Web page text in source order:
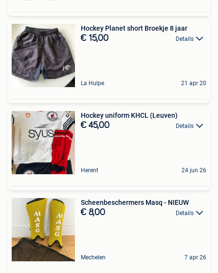
Hockey Planet short Broekje 8 jaar
€ 15,00 Details
La Hulpe 21 apr 20
Hockey uniform KHCL (Leuven)
€ 45,00 Details
Herent 24 jun 26
Scheenbeschermers Masq - NIEUW
€ 8,00 Details
Mechelen 7 apr 26